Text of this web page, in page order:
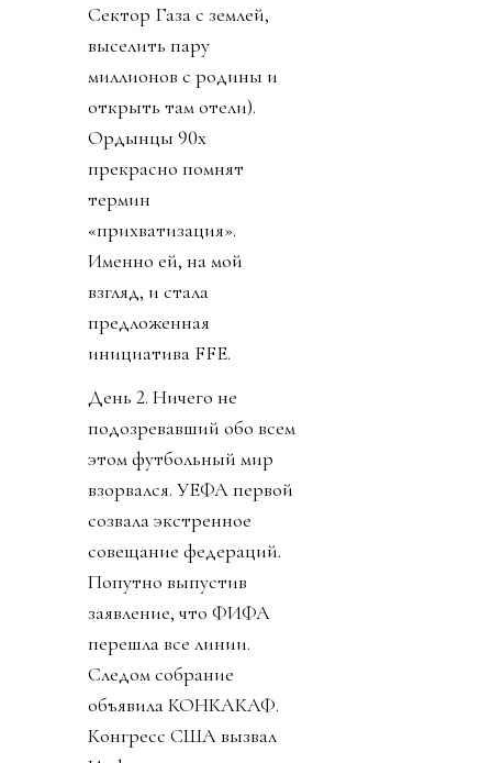
Сектор Газа с землей,
выселить пару
миллионов с родины и
открыть там отели).
Ордынцы 90х
прекрасно помнят
термин
«прихватизация».
Именно ей, на мой
взгляд, и стала
предложенная
инициатива FFE.
День 2. Ничего не
подозревавший обо всем
этом футбольный мир
взорвался. УЕФА первой
созвала экстренное
совещание федераций.
Попутно выпустив
заявление, что ФИФА
перешла все линии.
Следом собрание
объявила КОНКАКАФ.
Конгресс США вызвал